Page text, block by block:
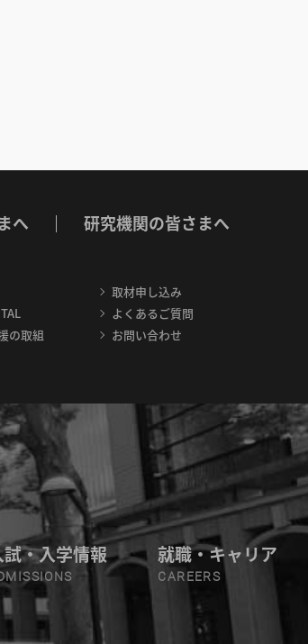
へ 研究機関の皆さまへ
の取組
取材申し込み
よくあるご質問
お問い合わせ
・入学情報 就職・キャリア
CAREERS